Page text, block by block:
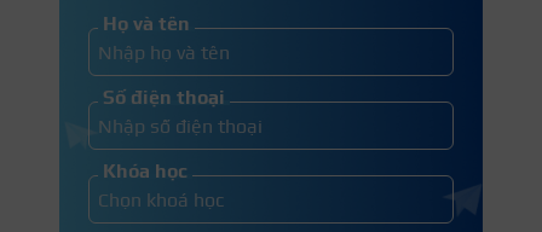
Họ và tên
Số điện thoại
Khóa học